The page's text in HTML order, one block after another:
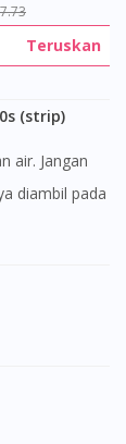
Teruskan
(strip)
diambil pada